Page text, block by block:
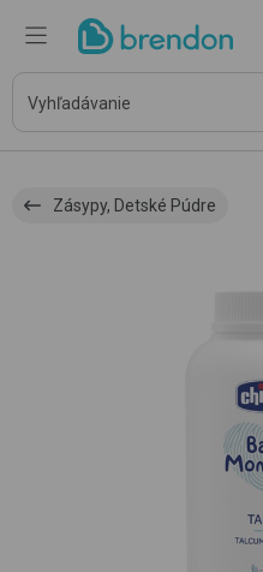
Zásypy, Detské Púdre